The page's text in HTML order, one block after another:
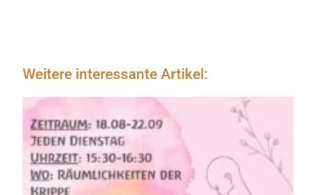
Weitere interessante Artikel: